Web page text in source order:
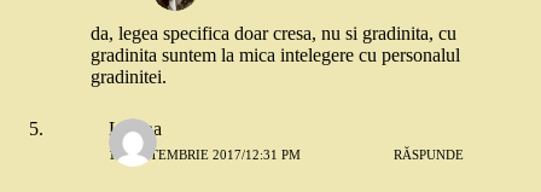
da, legea specifica doar cresa, nu si gradinita, cu
gradinita suntem la mica intelegere cu personalul
gradinitei.
Liliana
19 SEPTEMBRIE 2017/12:31 PM RĂSPUNDE